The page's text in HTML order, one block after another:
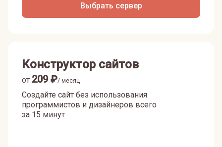
Выбрать сервер
Конструктор сайтов
от 209₽/ месяц
Создайте сайт без использования
программистов и дизайнеров всего
за 15 минут